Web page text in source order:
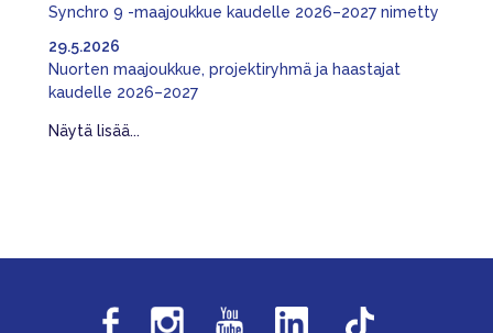
Synchro 9 -maajoukkue kaudelle 2026–2027 nimetty
Nuorten maajoukkue, projektiryhmä ja haastajat
kaudelle 2026–2027
29.5.2026
Näytä lisää...